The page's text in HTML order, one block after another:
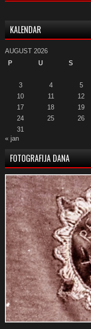
KALENDAR
AUGUST 2026
P
U S
3
4 5
10
11 12
17
18 19
24
25 26
31
« jan
FOTOGRAFIJA DANA